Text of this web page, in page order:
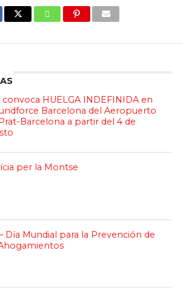
convoca HUELGA INDEFINIDA en
Barcelona del Aeropuerto
Barcelona a partir del 4 de
per la Montse
Día Mundial para la Prevención de